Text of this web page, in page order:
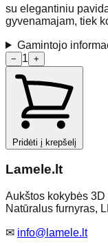
su elegantiniu
gyvenamajam, tiek
Gamintojo
− 1 +
Pridėti į krepšelį
Lamele.lt
Aukštos kokybės
Natūralus furnyras,
✉ info@lamele.lt